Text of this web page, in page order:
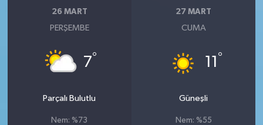
26 MART
PERŞEMBE
7°
Parçalı Bulutlu
Nem: %73
27 MART
CUMA
11 °
Güneşli
Nem: %55